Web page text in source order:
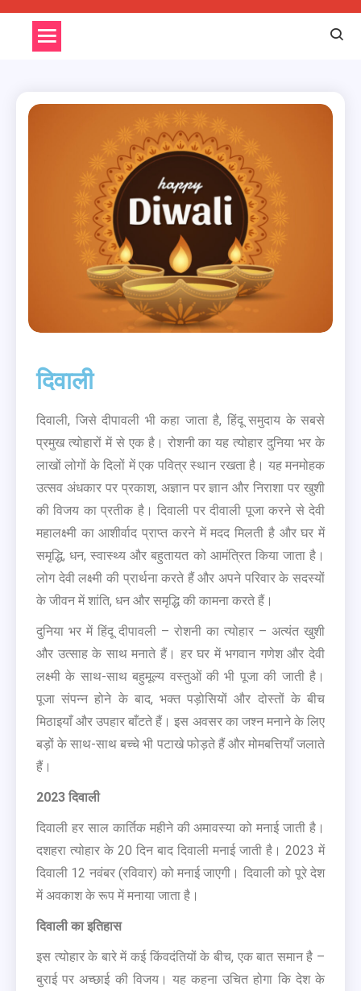
दिवाली
दिवाली, जिसे दीपावली भी कहा जाता है, हिंदू समुदाय के सबसे
प्रमुख त्योहारों में से एक है। रोशनी का यह त्योहार दुनिया भर के
लाखों लोगों के दिलों में एक पवित्र स्थान रखता है। यह मनमोहक
उत्सव अंधकार पर प्रकाश, अज्ञान पर ज्ञान और निराशा पर खुशी
की विजय का प्रतीक है। दिवाली पर दीवाली पूजा करने से देवी
महालक्ष्मी का आशीर्वाद प्राप्त करने में मदद मिलती है और घर में
समृद्धि, धन, स्वास्थ्य और बहुतायत को आमंत्रित किया जाता है।
लोग देवी लक्ष्मी की प्रार्थना करते हैं और अपने परिवार के सदस्यों
के जीवन में शांति, धन और समृद्धि की कामना करते हैं।
दुनिया भर में हिंदू दीपावली – रोशनी का त्योहार – अत्यंत खुशी
और उत्साह के साथ मनाते हैं। हर घर में भगवान गणेश और देवी
लक्ष्मी के साथ-साथ बहुमूल्य वस्तुओं की भी पूजा की जाती है।
पूजा संपन्न होने के बाद, भक्त पड़ोसियों और दोस्तों के बीच
मिठाइयाँ और उपहार बाँटते हैं। इस अवसर का जश्न मनाने के लिए
बड़ों के साथ-साथ बच्चे भी पटाखे फोड़ते हैं और मोमबत्तियाँ जलाते
हैं।
2023 दिवाली
दिवाली हर साल कार्तिक महीने की अमावस्या को मनाई जाती है।
दशहरा त्योहार के 20 दिन बाद दिवाली मनाई जाती है। 2023 में
दिवाली 12 नवंबर (रविवार) को मनाई जाएगी। दिवाली को पूरे देश
में अवकाश के रूप में मनाया जाता है।
दिवाली का इतिहास
इस त्योहार के बारे में कई किंवदंतियों के बीच, एक बात समान है –
बुराई पर अच्छाई की विजय। यह कहना उचित होगा कि देश के